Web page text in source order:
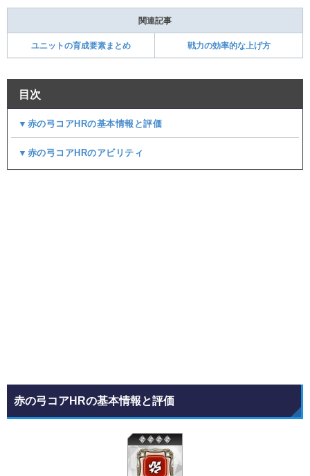
関連記事
ユニットの育成要素まとめ 戦力の効率的な上げ方
目次
▼赤の弓コアHRの基本情報と評価
▼赤の弓コアHRのアビリティ
赤の弓コアHRの基本情報と評価